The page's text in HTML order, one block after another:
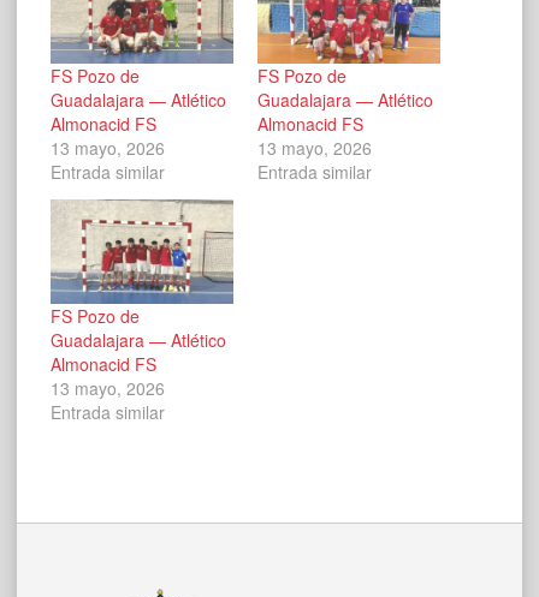
FS Pozo de
Guadalajara — Atlético
Almonacid FS
13 mayo, 2026
Entrada similar
FS Pozo de
Guadalajara — Atlético
Almonacid FS
13 mayo, 2026
Entrada similar
FS Pozo de
Guadalajara — Atlético
Almonacid FS
13 mayo, 2026
Entrada similar